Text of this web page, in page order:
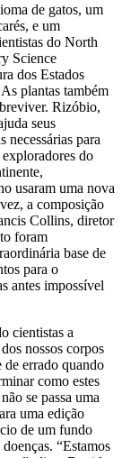
de gatos, um
e um
do North
Science
dos Estados
plantas também
Rizóbio,
seus
necessárias para
do
usaram uma nova
a composição
Collins, diretor
foram
base de
para o
antes impossível
cientistas a
nossos corpos
de errado quando
como estes
se passa uma
uma edição
de um fundo
“Estamos